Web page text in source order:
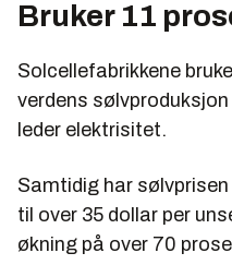
Bruker 11
Solcellefabrikkene
verdens
leder elektrisitet.
Samtidig har
til over 35 dollar per
økning på over 70